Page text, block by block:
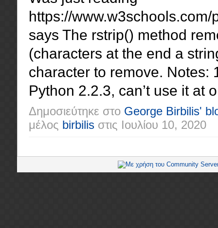
https://
says The rstrip() method
(characters at the end a
character to remove. Notes:
Python 2.2.3, can’t use it at
Δημοσιεύτηκε στο George Birbilis'
μέλος birbilis στις Ιουλίου 10, 2020